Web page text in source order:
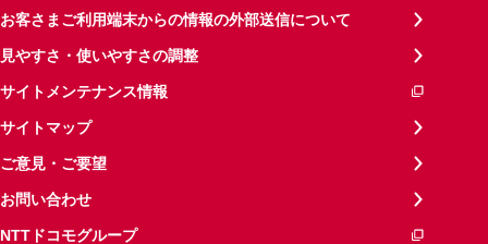
お客さまご利用端末からの情報の外部送信について
見やすさ・使いやすさの調整
サイトメンテナンス情報
サイトマップ
ご意見・ご要望
お問い合わせ
NTTドコモグループ